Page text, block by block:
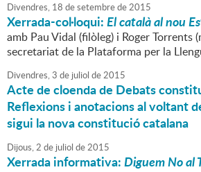
Divendres, 18 desetembrede2015
Xerrada-col·loqui:El català al nou
amb Pau Vidal (filòleg) i Roger Torrents
secretariat de la Plataforma per la
Divendres,3 de juliol de2015
Acte de cloenda de Debats
Reflexions i anotacions al voltant
sigui la nova constitució catalana
Dijous,2 de juliol de2015
Xerrada informativa:Diguem No al